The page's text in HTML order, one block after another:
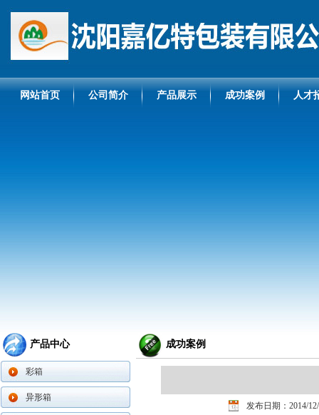
网站首页 公司简介 产品展示 成功案例 人才
产品中心
彩箱
异形箱
成功案例
发布日期：2014/